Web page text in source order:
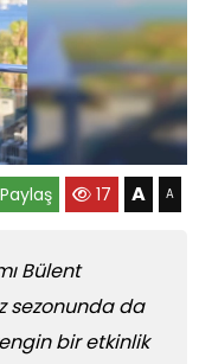
Paylaş 17 A A
Bülent
sezonunda da
bir etkinlik